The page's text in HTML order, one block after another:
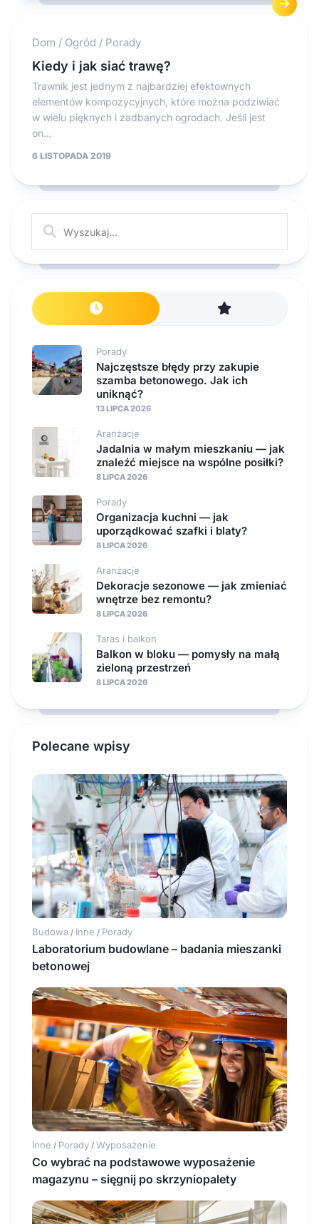
Dom / Ogród / Porady
Kiedy i jak siać trawę?
Trawnik jest jednym z najbardziej efektownych
elementów kompozycyjnych, które można podziwiać
w wielu pięknych i zadbanych ogrodach. Jeśli jest
on...
6 LISTOPADA 2019
Porady
Najczęstsze błędy przy zakupie
szamba betonowego. Jak ich
uniknąć?
13 LIPCA 2026
Aranżacje
Jadalnia w małym mieszkaniu — jak
znaleźć miejsce na wspólne posiłki?
8 LIPCA 2026
Porady
Organizacja kuchni — jak
uporządkować szafki i blaty?
8 LIPCA 2026
Aranżacje
Dekoracje sezonowe — jak zmieniać
wnętrze bez remontu?
8 LIPCA 2026
Taras i balkon
Balkon w bloku — pomysły na małą
zieloną przestrzeń
8 LIPCA 2026
Polecane wpisy
Budowa / Inne / Porady
Laboratorium budowlane – badania mieszanki
betonowej
Inne / Porady / Wyposażenie
Co wybrać na podstawowe wyposażenie
magazynu – sięgnij po skrzyniopalety